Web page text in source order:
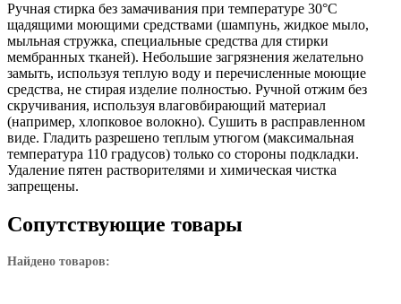
Ручная стирка без замачивания при температуре 30°С
щадящими моющими средствами (шампунь, жидкое мыло,
мыльная стружка, специальные средства для стирки
мембранных тканей). Небольшие загрязнения желательно
замыть, используя теплую воду и перечисленные моющие
средства, не стирая изделие полностью. Ручной отжим без
скручивания, используя влаговбирающий материал
(например, хлопковое волокно). Сушить в расправленном
виде. Гладить разрешено теплым утюгом (максимальная
температура 110 градусов) только со стороны подкладки.
Удаление пятен растворителями и химическая чистка
запрещены.
Сопутствующие товары
Найдено товаров: